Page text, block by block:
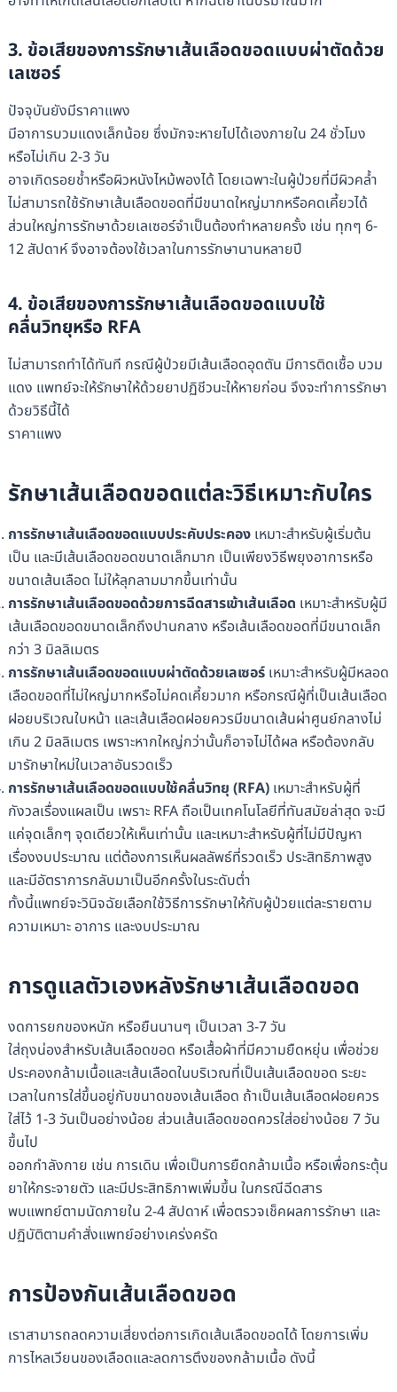
3. ข้อเสียของการรักษาเส้นเลือดขอดแบบผ่าตัดด้วย
เลเซอร์
ปัจจุบันยังมีราคาแพง
มีอาการบวมแดงเล็กน้อย ซึ่งมักจะหายไปได้เองภายใน 24 ชั่วโมง
หรือไม่เกิน 2-3 วัน
อาจเกิดรอยช้ำหรือผิวหนังไหม้พองได้ โดยเฉพาะในผู้ป่วยที่มีผิวคล้ำ
ไม่สามารถใช้รักษาเส้นเลือดขอดที่มีขนาดใหญ่มากหรือคดเคี้ยวได้
ส่วนใหญ่การรักษาด้วยเลเซอร์จำเป็นต้องทำหลายครั้ง เช่น ทุกๆ 6-
12 สัปดาห์ จึงอาจต้องใช้เวลาในการรักษานานหลายปี
4. ข้อเสียของการรักษาเส้นเลือดขอดแบบใช้
คลื่นวิทยุหรือ RFA
ไม่สามารถทำได้ทันที กรณีผู้ป่วยมีเส้นเลือดอุดตัน มีการติดเชื้อ บวม
แดง แพทย์จะให้รักษาให้ด้วยยาปฏิชีวนะให้หายก่อน จึงจะทำการรักษา
ด้วยวิธีนี้ได้
ราคาแพง
รักษาเส้นเลือดขอดแต่ละวิธีเหมาะกับใคร
การรักษาเส้นเลือดขอดแบบประคับประคองเหมาะสำหรับผู้เริ่มต้น
เป็น และมีเส้นเลือดขอดขนาดเล็กมาก เป็นเพียงวิธีพยุงอาการหรือ
ขนาดเส้นเลือด ไม่ให้ลุกลามมากขึ้นเท่านั้น
การรักษาเส้นเลือดขอดด้วยการฉีดสารเข้าเส้นเลือด เหมาะสำหรับผู้มี
เส้นเลือดขอดขนาดเล็กถึงปานกลาง หรือเส้นเลือดขอดที่มีขนาดเล็ก
กว่า 3 มิลลิเมตร
การรักษาเส้นเลือดขอดแบบผ่าตัดด้วยเลเซอร์เหมาะสำหรับผู้มีหลอด
เลือดขอดที่ไม่ใหญ่มากหรือไม่คดเคี้ยวมาก หรือกรณีผู้ที่เป็นเส้นเลือด
ฝอยบริเวณใบหน้า และเส้นเลือดฝอยควรมีขนาดเส้นผ่าศูนย์กลางไม่
เกิน 2 มิลลิเมตร เพราะหากใหญ่กว่านั้นก็อาจไม่ได้ผล หรือต้องกลับ
มารักษาใหม่ในเวลาอันรวดเร็ว
การรักษาเส้นเลือดขอดแบบใช้คลื่นวิทยุ (RFA) เหมาะสำหรับผู้ที่
กังวลเรื่องแผลเป็น เพราะ RFA ถือเป็นเทคโนโลยีที่ทันสมัยล่าสุด จะมี
แค่จุดเล็กๆ จุดเดียวให้เห็นเท่านั้น และเหมาะสำหรับผู้ที่ไม่มีปัญหา
เรื่องงบประมาณ แต่ต้องการเห็นผลลัพธ์ที่รวดเร็ว ประสิทธิภาพสูง
และมีอัตราการกลับมาเป็นอีกครั้งในระดับต่ำ
ทั้งนี้แพทย์จะวินิจฉัยเลือกใช้วิธีการรักษาให้กับผู้ป่วยแต่ละรายตาม
ความเหมาะ อาการ และงบประมาณ
การดูแลตัวเองหลังรักษาเส้นเลือดขอด
งดการยกของหนัก หรือยืนนานๆ เป็นเวลา 3-7 วัน
ใส่ถุงน่องสำหรับเส้นเลือดขอด หรือเสื้อผ้าที่มีความยืดหยุ่น เพื่อช่วย
ประคองกล้ามเนื้อและเส้นเลือดในบริเวณที่เป็นเส้นเลือดขอด ระยะ
เวลาในการใส่ขึ้นอยู่กับขนาดของเส้นเลือด ถ้าเป็นเส้นเลือดฝอยควร
ใส่ไว้ 1-3 วันเป็นอย่างน้อย ส่วนเส้นเลือดขอดควรใส่อย่างน้อย 7 วัน
ขึ้นไป
ออกกำลังกาย เช่น การเดิน เพื่อเป็นการยืดกล้ามเนื้อ หรือเพื่อกระตุ้น
ยาให้กระจายตัว และมีประสิทธิภาพเพิ่มขึ้น ในกรณีฉีดสาร
พบแพทย์ตามนัดภายใน 2-4 สัปดาห์ เพื่อตรวจเช็คผลการรักษา และ
ปฏิบัติตามคำสั่งแพทย์อย่างเคร่งครัด
การป้องกันเส้นเลือดขอด
เราสามารถลดความเสี่ยงต่อการเกิดเส้นเลือดขอดได้ โดยการเพิ่ม
การไหลเวียนของเลือดและลดการตึงของกล้ามเนื้อ ดังนี้